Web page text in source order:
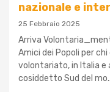
nazionale e
25 Febbraio 2025
Arriva
Amici dei Popoli per
volontariato, in Italia e
cosiddetto Sud del